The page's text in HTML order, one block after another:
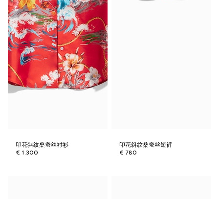
印花斜纹桑蚕丝衬衫
€ 1.300
印花斜纹桑蚕丝短裤
€ 780